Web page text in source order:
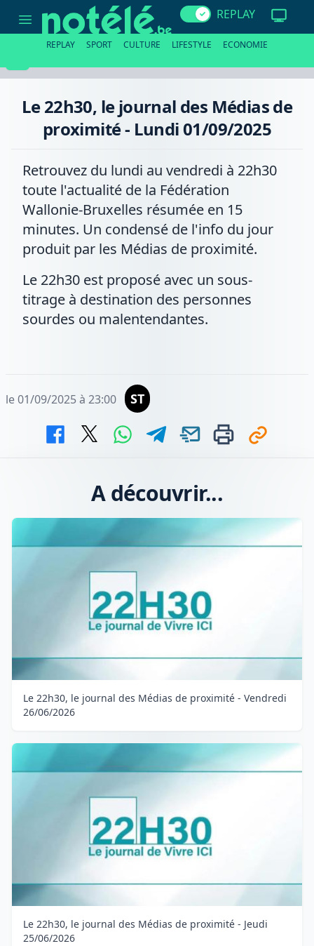
22h30,
de
REPLAY
REPLAY SPORT CULTURE LIFESTYLE ECONOMIE
Le 22h30, le journal des Médias de
proximité - Lundi 01/09/2025
Retrouvez du lundi au vendredi à 22h30
toute l'actualité de la Fédération
Wallonie-Bruxelles résumée en 15
minutes. Un condensé de l'info du jour
produit par les Médias de proximité.
Le 22h30 est proposé avec un sous-
titrage à destination des personnes
sourdes ou malentendantes.
le 01/09/2025 à 23:00 ST
A découvrir...
Le 22h30, le journal des Médias de proximité - Vendredi
26/06/2026
Le 22h30, le journal des Médias de proximité - Jeudi
25/06/2026